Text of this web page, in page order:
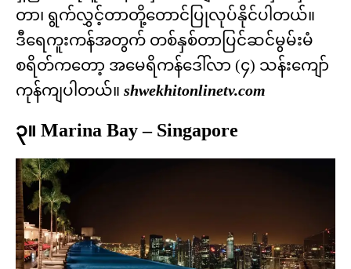
တာ၊ ရွက်လွှင့်တာတို့တောင်ပြုလုပ်နိုင်ပါတယ်။
ဒီရေကူးကန်အတွက် တစ်နှစ်တာပြင်ဆင်မွမ်းမံ
စရိတ်ကတော့ အမေရိကန်ဒေါ်လာ (၄) သန်းကျော်
ကုန်ကျပါတယ်။ shwekhitonlinetv.com
၃။ Marina Bay – Singapore